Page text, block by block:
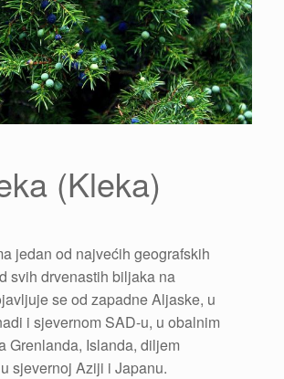
(Kleka)
jedan od najvećih geografskih
svih drvenastih biljaka na
se od zapadne Aljaske, u
i sjevernom SAD-u, u obalnim
Grenlanda, Islanda, diljem
sjevernoj Aziji i Japanu.